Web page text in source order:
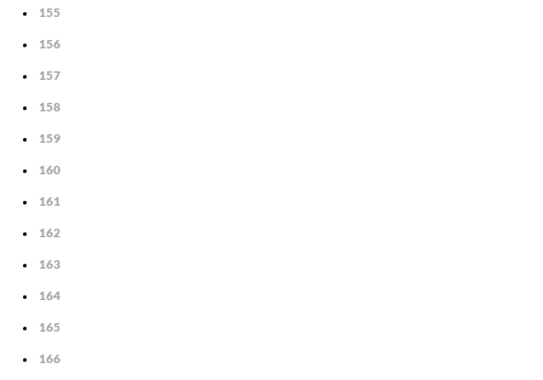
155
156
157
158
159
160
161
162
163
164
165
166